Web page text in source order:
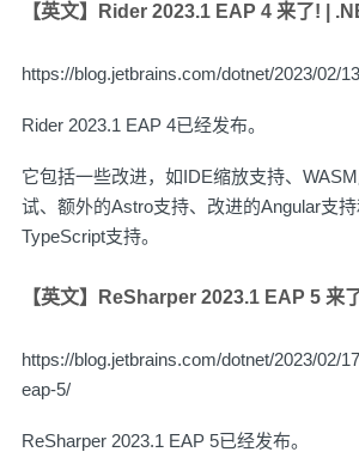
【英文】Rider 2023.1 EAP 4 来了! |
https://blog.jetbrains.com/dotnet/2023/02/
Rider 2023.1 EAP 4已经发布。
它包括一些改进，如IDE缩放支持、
试、额外的Astro支持、改进的Angular支
TypeScript支持。
【英文】ReSharper 2023.1 EAP 5 来
https://blog.jetbrains.com/dotnet/2023/02/
eap-5/
ReSharper 2023.1 EAP 5已经发布。